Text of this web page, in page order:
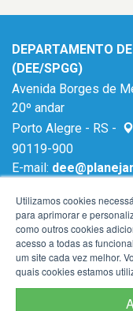
DEPARTAMENTO
(DEE/SPGG)
Avenida Borges de
20º andar
Porto Alegre - RS -
90119-900
E-mail:
Utilizamos cookies
para aprimorar e
como outros cookies
acesso a todas as
um site cada vez melhor.
quais cookies estamos